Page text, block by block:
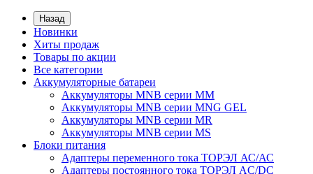
Назад
Новинки
Хиты продаж
Товары по акции
Все категории
Аккумуляторные батареи
Аккумуляторы MNB серии MM
Аккумуляторы MNB серии MNG GEL
Аккумуляторы MNB серии MR
Аккумуляторы MNB серии MS
Блоки питания
Адаптеры переменного тока ТОРЭЛ АС/АС
Адаптеры постоянного тока ТОРЭЛ AC/DC